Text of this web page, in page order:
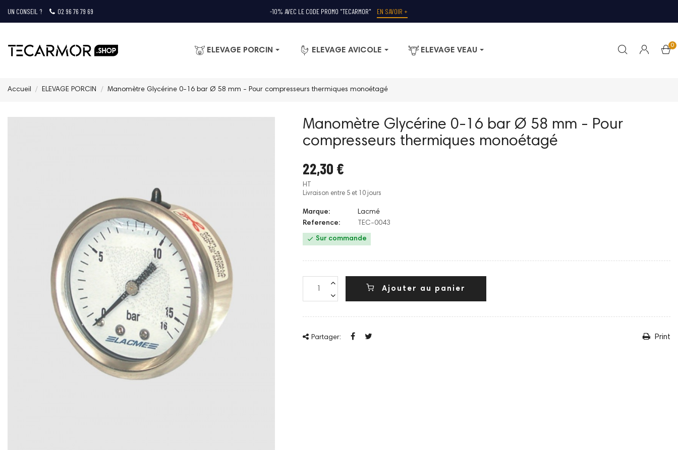
UN CONSEIL ? 02 96 76 79 69 -10% AVEC LE CODE PROMO "TECARMOR" EN SAVOIR +
ELEVAGE PORCIN ELEVAGE AVICOLE ELEVAGE VEAU
0
Accueil ELEVAGE PORCIN Manomètre Glycérine 0-16 bar Ø 58 mm - Pour compresseurs thermiques monoétagé
Manomètre Glycérine 0-16 bar Ø 58 mm - Pour
compresseurs thermiques monoétagé
22,30 €
HT
Livraison entre 5 et 10 jours
Marque:
Lacmé
Reference:
TEC-0043
 Sur commande
Ajouter au panier
Partager: Print